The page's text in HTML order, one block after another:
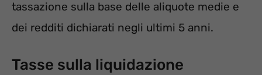
tassazione sulla base delle aliquote medie e
dei redditi dichiarati negli ultimi 5 anni.
Tasse sulla liquidazione